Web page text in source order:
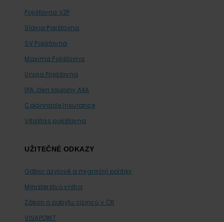
Pojišťovna VZP
Slavia Pojišťovna
SV Pojišťovna
Maxima Pojišťovna
Uniqa Pojišťovna
IPA, člen skupiny AXA
Colonnade Insurance
Vitalitas pojišťovna
UŽITEČNÉ ODKAZY
Odbor azylové a migrační politiky
Ministerstvo vnitra
Zákon o pobytu cizinců v ČR
VISAPOINT